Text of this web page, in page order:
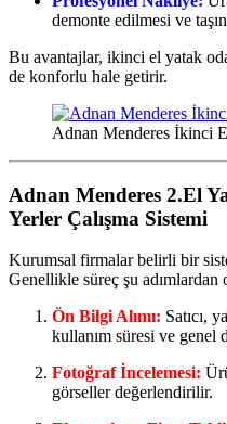
demonte edilmesi ve
Bu avantajlar, ikinci el yatak
de konforlu hale getirir.
Adnan Menderes İkinci
Adnan Menderes 2.El
Yerler Çalışma Sistemi
Kurumsal firmalar belirli bir
Genellikle süreç şu adımlardan
Ön Bilgi Alımı: Satıcı,
kullanım süresi ve genel
Fotoğraf İncelemesi:
görseller değerlendirilir.